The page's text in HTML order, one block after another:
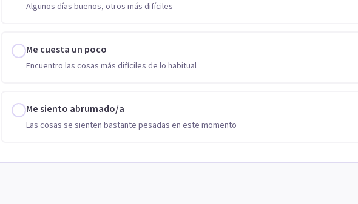
Algunos días buenos, otros más difíciles
Me cuesta un poco
Encuentro las cosas más difíciles de lo habitual
Me siento abrumado/a
Las cosas se sienten bastante pesadas en este momento